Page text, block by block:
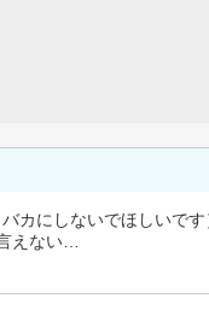
カにしないでほしいです
えない…